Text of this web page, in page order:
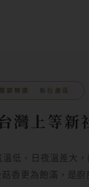
饌精選 ‧ 新社產區
灣上等新
低、日夜溫差大
菇香更為飽滿，是